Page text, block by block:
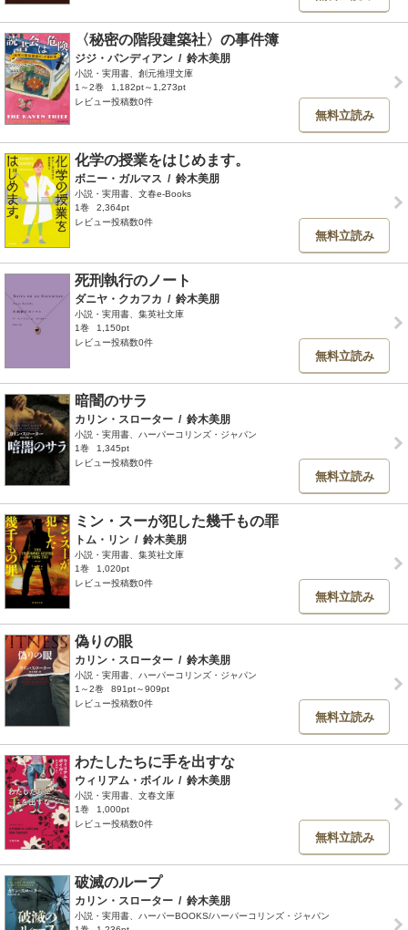
〈秘密の階段建築社〉の事件簿
ジジ・パンディアン / 鈴木美朋
小説・実用書、創元推理文庫
1～2巻
1,182pt～1,273pt
レビュー投稿数0件
無料立読み
化学の授業をはじめます。
ボニー・ガルマス / 鈴木美朋
小説・実用書、文春e-Books
1巻
2,364pt
レビュー投稿数0件
無料立読み
死刑執行のノート
ダニヤ・クカフカ / 鈴木美朋
小説・実用書、集英社文庫
1巻
1,150pt
レビュー投稿数0件
無料立読み
暗闇のサラ
カリン・スローター / 鈴木美朋
小説・実用書、ハーパーコリンズ・ジャパン
1巻
1,345pt
レビュー投稿数0件
無料立読み
ミン・スーが犯した幾千もの罪
トム・リン / 鈴木美朋
小説・実用書、集英社文庫
1巻
1,020pt
レビュー投稿数0件
無料立読み
偽りの眼
カリン・スローター / 鈴木美朋
小説・実用書、ハーパーコリンズ・ジャパン
1～2巻
891pt～909pt
レビュー投稿数0件
無料立読み
わたしたちに手を出すな
ウィリアム・ボイル / 鈴木美朋
小説・実用書、文春文庫
1巻
1,000pt
レビュー投稿数0件
無料立読み
破滅のループ
カリン・スローター / 鈴木美朋
小説・実用書、ハーパーBOOKS/ハーパーコリンズ・ジャパン